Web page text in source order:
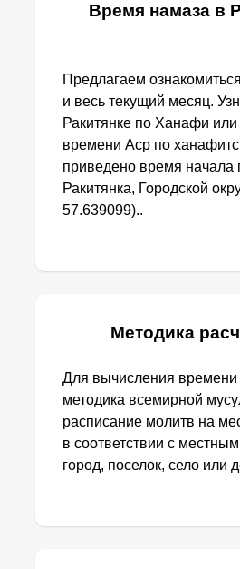
Время намаза в
Предлагаем
и весь текущий месяц.
Ракитянке по Ханафи
времени Аср по
приведено время начала
Ракитянка, Городской
57.639099)..
Методика
Для вычисления времени
методика всемирной
расписание молитв на
в соответствии с
город, поселок, село или